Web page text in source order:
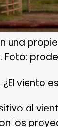
una
Foto:
¿El viento
al
los